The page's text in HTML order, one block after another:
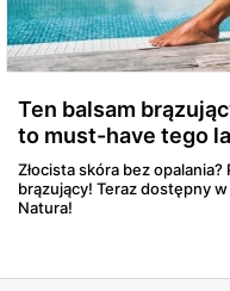
Ten balsam
to must-have tego
Złocista skóra bez
brązujący! Teraz dostępny
Natura!